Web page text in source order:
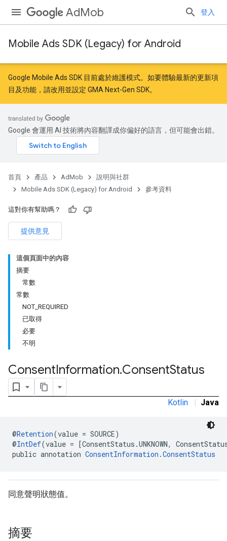
AdMob 登入
Mobile Ads SDK (Legacy) for Android
Google Mobile Ads SDK 目前處於維護模式。如要體驗最新的更新項
目及功能，請改用並設定 GMA Next-Gen SDK。
Google 會運用 AI 技術將內容翻譯成你偏好的語言，但可能會出錯。
首頁 產品 AdMob
說明與社群
Mobile Ads SDK (Legacy) for Android
參考資料
這對你有幫助嗎？
提供意見
這個頁面中的內容
摘要
常數
常數
NOT_REQUIRED
已取得
必要
不明
ConsentInformation.ConsentStatus
Kotlin | Java
@Retention(value = SOURCE)
@IntDef(value = [ConsentStatus.UNKNOWN,
public annotation ConsentInformation.ConsentStatus
同意聲明狀態值。
摘要